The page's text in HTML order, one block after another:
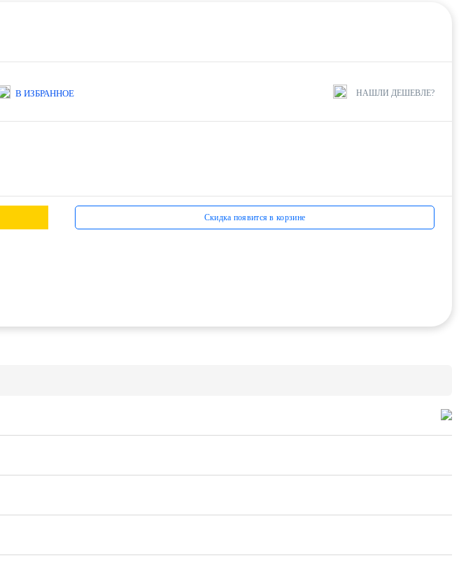
В ИЗБРАННОЕ НАШЛИ ДЕШЕВЛЕ?
Скидка появится в корзине